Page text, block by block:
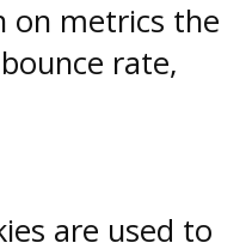
on metrics the
rate,
are used to